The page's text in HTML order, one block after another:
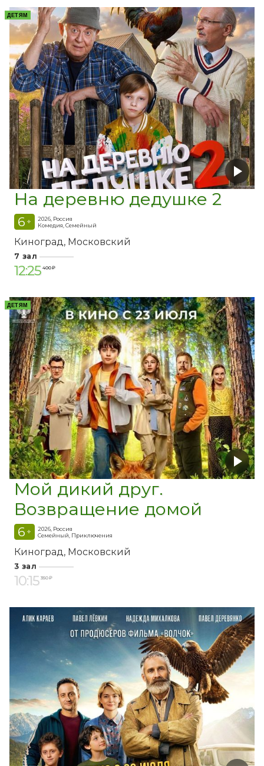
ДЕТЯМ
На деревню дедушке 2
6 +
2026, Россия
Комедия, Семейный
Киноград Московский
7 зал
12:25 400 ₽
ДЕТЯМ
Мой дикий друг.
Возвращение домой
6 +
2026, Россия
Семейный, Приключения
Киноград Московский
3 зал
10:15 350 ₽